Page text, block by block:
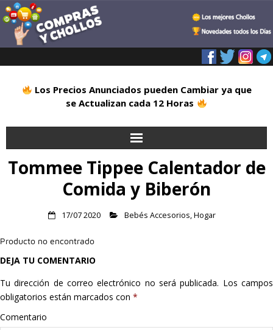
Los Precios Anunciados pueden Cambiar ya que
se Actualizan cada 12 Horas
Inicio
Alimentación
Deportes
Hogar
Informática
Tommee Tippee Calentador de
Comida y Biberón
17/07 2020 Bebés Accesorios,Hogar
Producto no encontrado
DEJA TU COMENTARIO
Tu dirección de correo electrónico no será publicada. Los campos
obligatorios están marcados con *
Comentario